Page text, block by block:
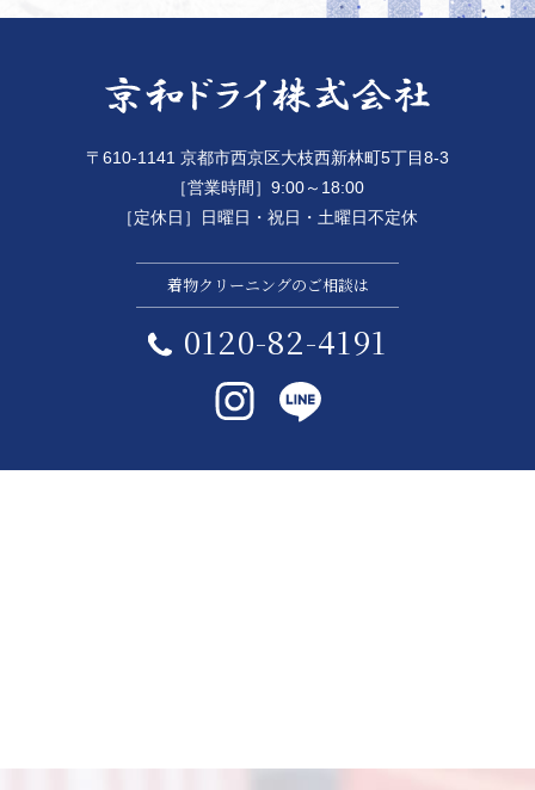
〒610-1141 京都市西京区大枝西新林町5丁目8-3
［営業時間］9:00～18:00
［定休日］日曜日・祝日・土曜日不定休
着物クリーニングのご相談は
0120-82-4191